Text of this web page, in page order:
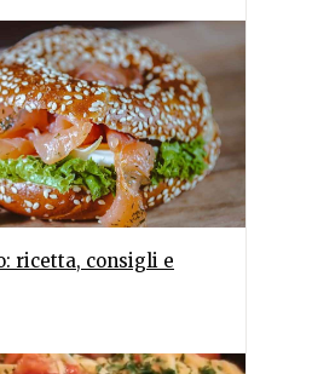
ricetta, consigli e